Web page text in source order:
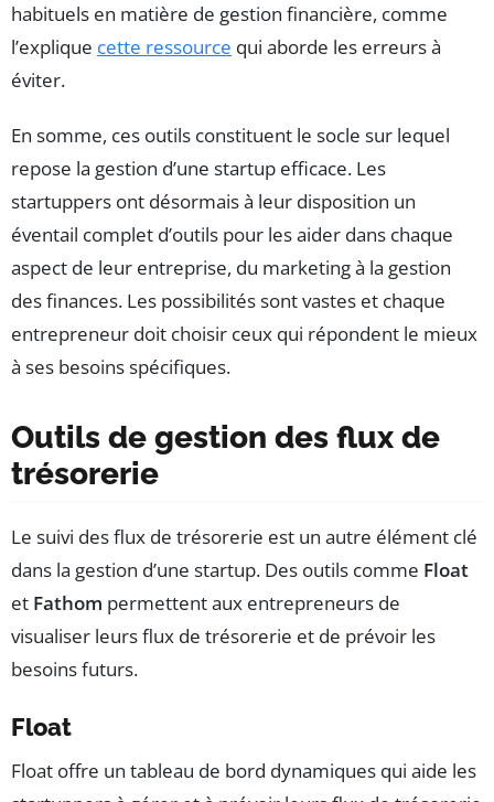
habituels en matière de gestion financière, comme
l’explique cette ressource qui aborde les erreurs à
éviter.
En somme, ces outils constituent le socle sur lequel
repose la gestion d’une startup efficace. Les
startuppers ont désormais à leur disposition un
éventail complet d’outils pour les aider dans chaque
aspect de leur entreprise, du marketing à la gestion
des finances. Les possibilités sont vastes et chaque
entrepreneur doit choisir ceux qui répondent le mieux
à ses besoins spécifiques.
Outils de gestion des flux de
trésorerie
Le suivi des flux de trésorerie est un autre élément clé
dans la gestion d’une startup. Des outils comme Float
et Fathom permettent aux entrepreneurs de
visualiser leurs flux de trésorerie et de prévoir les
besoins futurs.
Float
Float offre un tableau de bord dynamiques qui aide les